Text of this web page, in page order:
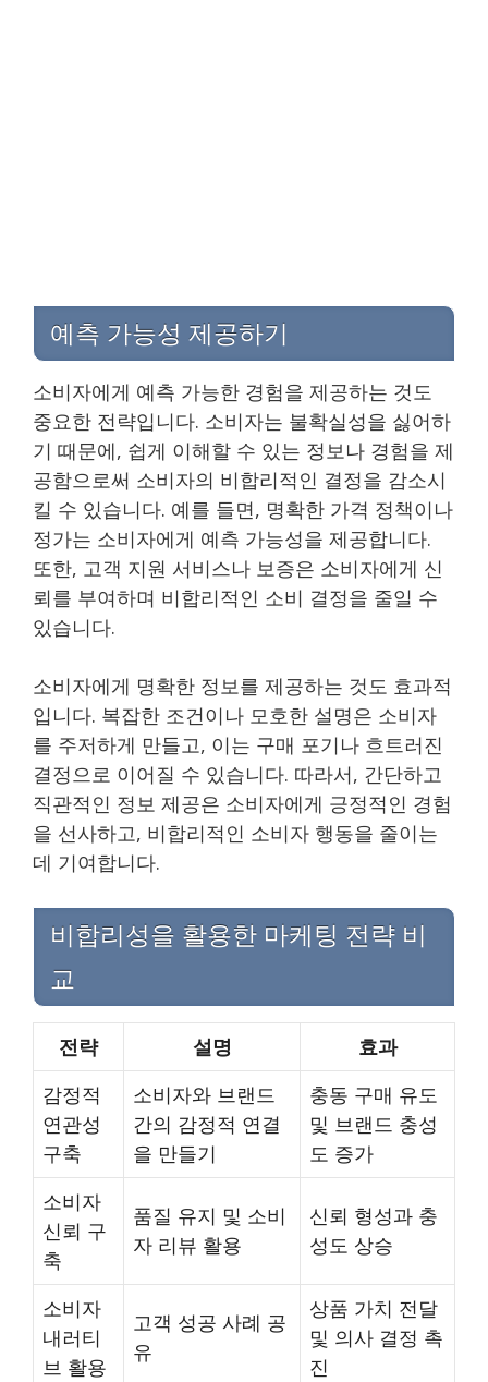
예측 가능성 제공하기
소비자에게 예측 가능한 경험을 제공하는 것도
중요한 전략입니다. 소비자는 불확실성을 싫어하
기 때문에, 쉽게 이해할 수 있는 정보나 경험을 제
공함으로써 소비자의 비합리적인 결정을 감소시
킬 수 있습니다. 예를 들면, 명확한 가격 정책이나
정가는 소비자에게 예측 가능성을 제공합니다.
또한, 고객 지원 서비스나 보증은 소비자에게 신
뢰를 부여하며 비합리적인 소비 결정을 줄일 수
있습니다.
소비자에게 명확한 정보를 제공하는 것도 효과적
입니다. 복잡한 조건이나 모호한 설명은 소비자
를 주저하게 만들고, 이는 구매 포기나 흐트러진
결정으로 이어질 수 있습니다. 따라서, 간단하고
직관적인 정보 제공은 소비자에게 긍정적인 경험
을 선사하고, 비합리적인 소비자 행동을 줄이는
데 기여합니다.
비합리성을 활용한 마케팅 전략 비
교
전략 설명
효과
감정적
연관성
구축
소비자와 브랜드
간의 감정적 연결
을 만들기
충동 구매 유도
및 브랜드 충성
도 증가
소비자
신뢰 구
축
품질 유지 및 소비
자 리뷰 활용
신뢰 형성과 충
성도 상승
소비자
내러티
브 활용
고객 성공 사례 공
유
상품 가치 전달
및 의사 결정 촉
진